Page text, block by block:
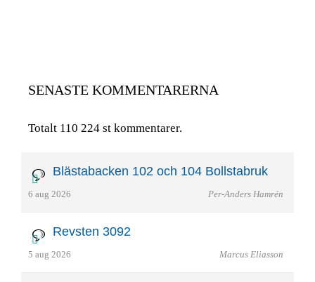
SENASTE KOMMENTARERNA
Totalt 110 224 st kommentarer.
Blästabacken 102 och 104 Bollstabruk
6 aug 2026 Per-Anders Hamrén
Revsten 3092
5 aug 2026 Marcus Eliasson